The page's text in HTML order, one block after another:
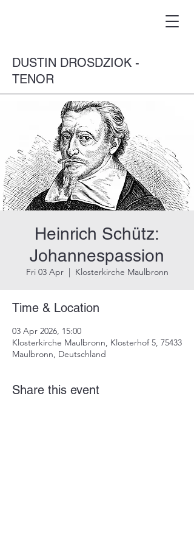
DUSTIN DROSDZIOK -
TENOR
Heinrich Schütz:
Johannespassion
Fri 03 Apr
  |
Klosterkirche Maulbronn
Time & Location
03 Apr 2026, 15:00
Klosterkirche Maulbronn, Klosterhof 5, 75433
Maulbronn, Deutschland
Share this event